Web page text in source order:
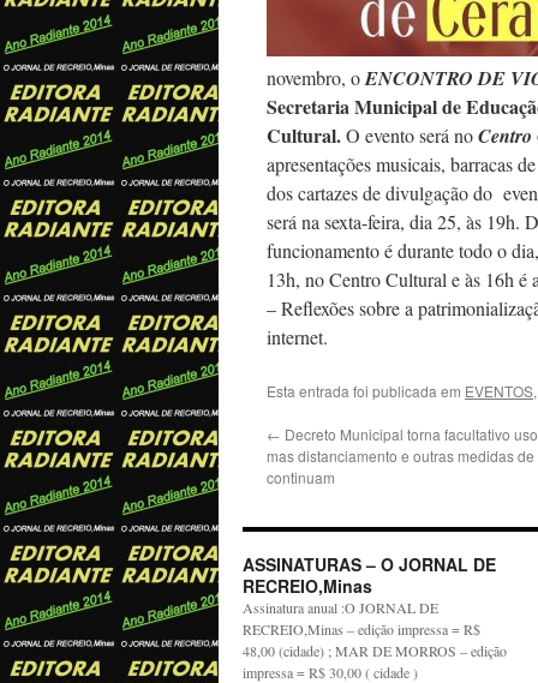
novembro, oENCONTRO DE
Secretaria Municipal de
Cultural.O evento será no
apresentações musicais, barracas
dos cartazes de divulgação do
será na sexta-feira, dia 25, às 19h.
funcionamento é durante todo o
13h, no Centro Cultural e às 16h é
– Reflexões sobre a
internet.
Esta entrada foi publicada em EVENTOS,
← Decreto Municipal torna facultativo
mas distanciamento e outras medidas
continuam
ASSINATURAS – O JORNAL DE
RECREIO,Minas
Assinatura anual :O JORNAL DE
RECREIO,Minas – edição impressa = R$
48,00 (cidade) ; MAR DE MORROS – edição
impressa = R$ 30,00 ( cidade )